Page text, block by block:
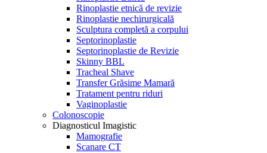
Rinoplastie etnică de revizie
Rinoplastie nechirurgicală
Sculptura completă a corpului
Septorinoplastie
Septorinoplastie de Revizie
Skinny BBL
Tracheal Shave
Transfer Grăsime Mamară
Tratament pentru riduri
Vaginoplastie
Colonoscopie
Diagnosticul Imagistic
Mamografie
Scanare CT